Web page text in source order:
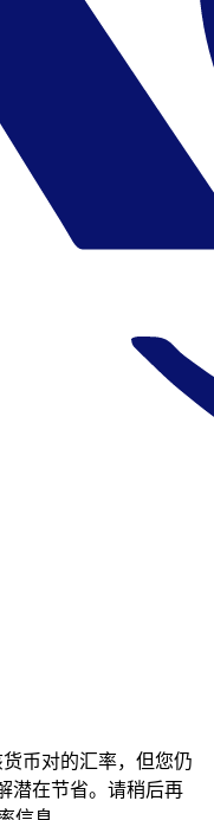
币对的汇率，但您仍
潜在节省。请稍后再